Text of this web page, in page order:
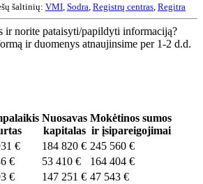
šaltinių: VMI Sodra Registrų centras Regitra
ir norite pataisyti/papildyti informaciją?
ir duomenys atnaujinsime per 1-2 d.d.
Nuosavas
kapitalas
Mokėtinos sumos
ir įsipareigojimai
€ 184 820 € 245 560 €
€ 53 410 €
164 404 €
€ 147 251 € 47 543 €